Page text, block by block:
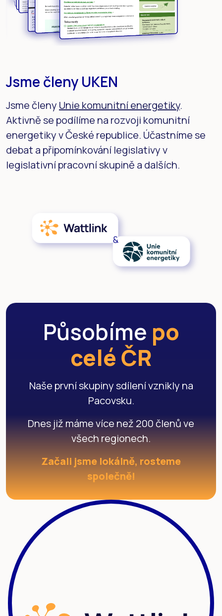
Jsme členy UKEN
Jsme členy Unie komunitní energetiky.
Aktivně se podílíme na rozvoji komunitní
energetiky v České republice. Účastníme se
debat a připomínkování legislativy v
legislativní pracovní skupině a dalších.
Působíme po
celé ČR
Naše první skupiny sdílení vznikly na
Pacovsku.
Dnes již máme více než 200 členů ve
všech regionech.
Začali jsme lokálně, rosteme
společně!